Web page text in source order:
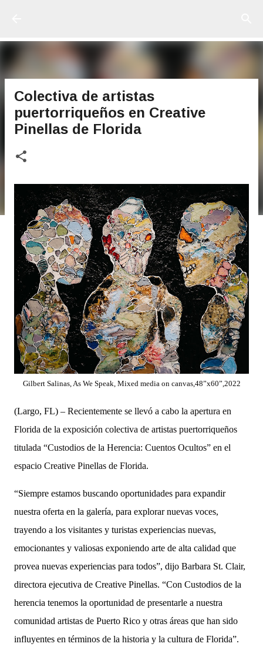
Colectiva de artistas
puertorriqueños en Creative
Pinellas de Florida
Gilbert Salinas, As We Speak, Mixed media on canvas,48”x60”,2022
(Largo, FL) – Recientemente se llevó a cabo la apertura en
Florida de la exposición colectiva de artistas puertorriqueños
titulada “Custodios de la Herencia: Cuentos Ocultos” en el
espacio Creative Pinellas de Florida.
“Siempre estamos buscando oportunidades para expandir
nuestra oferta en la galería, para explorar nuevas voces,
trayendo a los visitantes y turistas experiencias nuevas,
emocionantes y valiosas exponiendo arte de alta calidad que
provea nuevas experiencias para todos”, dijo Barbara St. Clair,
directora ejecutiva de Creative Pinellas. “Con Custodios de la
herencia tenemos la oportunidad de presentarle a nuestra
comunidad artistas de Puerto Rico y otras áreas que han sido
influyentes en términos de la historia y la cultura de Florida”.